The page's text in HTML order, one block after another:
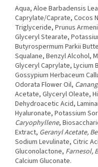
Aqua, Aloe Barbadensis
Caprylate/Caprate, Cocos
Triglyceride, Prunus
Glyceryl Stearate,
Butyrospermum Parkii
Squalane, Benzyl Alcohol,
Glyceryl Caprylate, Lycium
Gossypium Herbaceum
Odorata Flower Oil,
Acetate, Glyceryl Oleate,
Dehydroacetic Acid,
Hyaluronate, Potassium
Caryophyllene,
Extract, Geranyl Acetate,
Sodium Levulinate, Citric
Gluconolactone, Farnesol,
Calcium Gluconate.